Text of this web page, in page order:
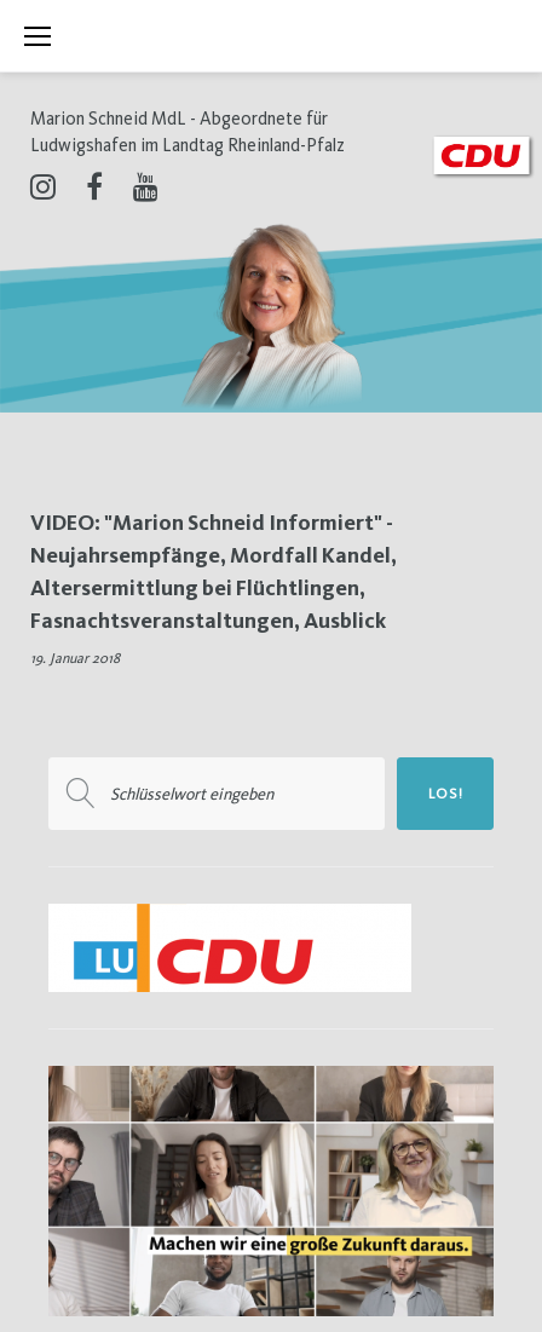
Inhalt
Marion Schneid MdL - Abgeordnete für
Ludwigshafen im Landtag Rheinland-Pfalz
Schlagwort:
Altersermittlung
VIDEO: "Marion Schneid Informiert" -
Neujahrsempfänge, Mordfall Kandel,
Altersermittlung bei Flüchtlingen,
Fasnachtsveranstaltungen, Ausblick
19. Januar 2018
nach:
LOS!